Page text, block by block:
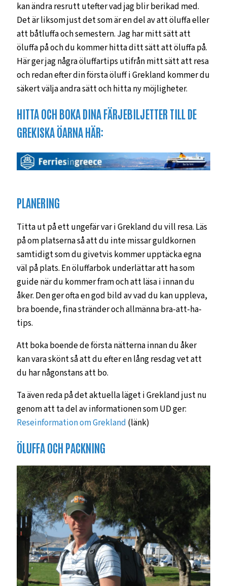
kan ändra resrutt utefter vad jag blir berikad med.
Det är liksom just det som är en del av att öluffa eller
att båtluffa och semestern. Jag har mitt sätt att
öluffa på och du kommer hitta ditt sätt att öluffa på.
Här ger jag några öluffartips utifrån mitt sätt att resa
och redan efter din första öluff i Grekland kommer du
säkert välja andra sätt och hitta ny möjligheter.
HITTA OCH BOKA DINA FÄRJEBILJETTER TILL DE
GREKISKA ÖARNA HÄR:
PLANERING
Titta ut på ett ungefär var i Grekland du vill resa. Läs
på om platserna så att du inte missar guldkornen
samtidigt som du givetvis kommer upptäcka egna
väl på plats. En öluffarbok underlättar att ha som
guide när du kommer fram och att läsa i innan du
åker. Den ger ofta en god bild av vad du kan uppleva,
bra boende, fina stränder och allmänna bra-att-ha-
tips.
Att boka boende de första nätterna innan du åker
kan vara skönt så att du efter en lång resdag vet att
du har någonstans att bo.
Ta även reda på det aktuella läget i Grekland just nu
genom att ta del av informationen som UD ger:
Reseinformation om Grekland (länk)
ÖLUFFA OCH PACKNING